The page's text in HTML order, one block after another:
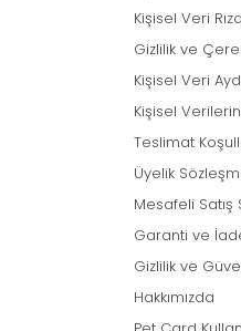
Kişisel Veri
Gizlilik ve
Kişisel Veri
Kişisel
Teslimat
Üyelik
Mesafeli Satış
Garanti ve
Gizlilik ve
Hakkımızda